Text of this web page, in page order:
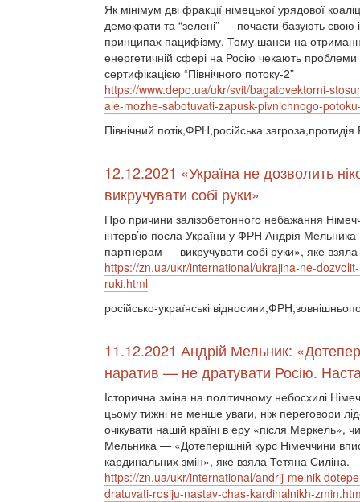
Як мінімум дві фракції німецької урядової
демократи та “зелені” — почасти базують свою
принципах пацифізму. Тому шанси на
енергетичній сфері на Росію чекають
сертифікацією “Північного потоку-2”
https://www.depo.ua/ukr/svit/bagatovektorni-
ale-mozhe-sabotuvati-zapusk-pivnichnogo-
Північний потік,ФРН,російська загроза,протидія
12.12.2021 «Україна не дозволить
викручувати собі руки»
Про причини залізобетонного небажання
інтерв’ю посла України у ФРН Андрія
партнерам — викручувати собі руки», яке
https://zn.ua/ukr/international/ukrajina-ne-
ruki.html
російсько-українські
11.12.2021 Андрій Мельник:
наратив — не дратувати Росію.
Історична зміна на політичному небосхилі
цьому тижні не менше уваги, ніж переговори
очікувати нашій країні в еру «після Меркель»,
Мельника — «Дотеперішній курс Німеччини
кардинальних змін», яке взяла Тетяна Силіна.
https://zn.ua/ukr/international/andrij-melnik-
dratuvati-rosiju-nastav-chas-kardinalnikh-